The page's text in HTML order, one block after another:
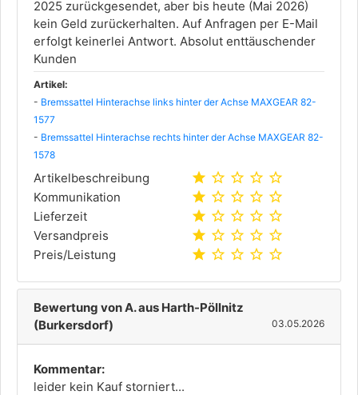
2025 zurückgesendet, aber bis heute (Mai 2026)
kein Geld zurückerhalten. Auf Anfragen per E-Mail
erfolgt keinerlei Antwort. Absolut enttäuschender
Kunden
Artikel:
- Bremssattel Hinterachse links hinter der Achse MAXGEAR 82-
1577
- Bremssattel Hinterachse rechts hinter der Achse MAXGEAR 82-
1578
Artikelbeschreibung star star_outline star_outline star_outline star_outline
Kommunikation star star_outline star_outline star_outline star_outline
Lieferzeit star star_outline star_outline star_outline star_outline
Versandpreis star star_outline star_outline star_outline star_outline
Preis/Leistung star star_outline star_outline star_outline star_outline
Bewertung von A. aus Harth-Pöllnitz
(Burkersdorf)
03.05.2026
Kommentar:
leider kein Kauf storniert...